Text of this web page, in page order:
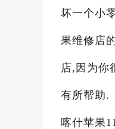
坏一个小
果维修店
店,因为你
有所帮助.
喀什苹果